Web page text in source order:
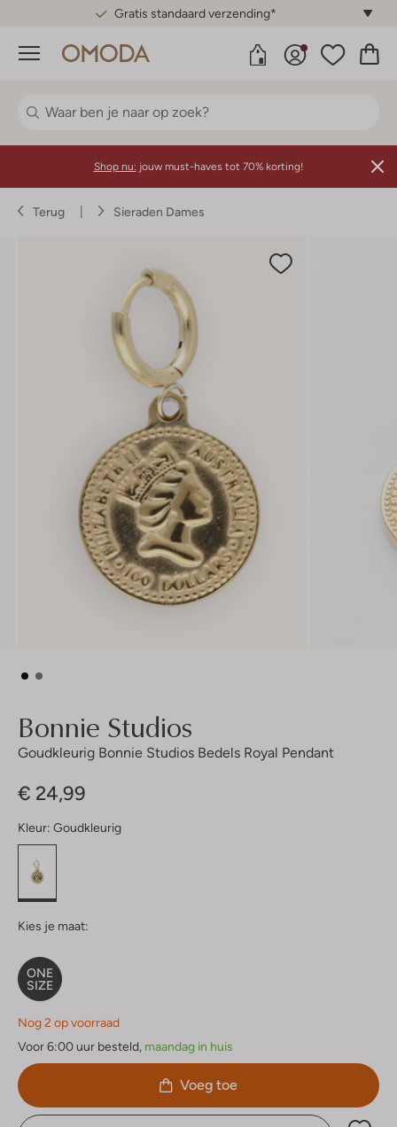
Gratis standaard verzending*
Menu
Shop nu: jouw must-haves tot 70% korting!
Terug Sieraden Dames
Bonnie Studios
Goudkleurig Bonnie Studios Bedels Royal Pendant
€ 24,99
Kleur: Goudkleurig
Kies je maat:
ONE
SIZE
Nog 2 op voorraad
Voor 6:00 uur besteld, maandag in huis
Voeg toe